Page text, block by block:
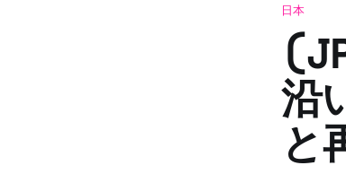
日本
沿
と